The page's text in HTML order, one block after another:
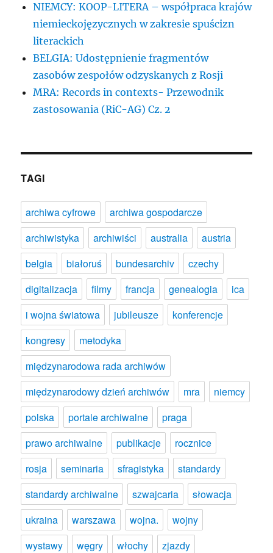
NIEMCY: KOOP-LITERA – współpraca krajów
niemieckojęzycznych w zakresie spuścizn
literackich
BELGIA: Udostępnienie fragmentów
zasobów zespołów odzyskanych z Rosji
MRA: Records in contexts- Przewodnik
zastosowania (RiC-AG) Cz. 2
TAGI
archiwa cyfrowe
archiwa gospodarcze
archiwistyka
archiwiści australia
austria
belgia
białoruś bundesarchiv
czechy
digitalizacja
filmy francja genealogia
ica
i wojna światowa
jubileusze
konferencje
kongresy
metodyka
międzynarodowa rada archiwów
międzynarodowy dzień archiwów
mra
niemcy
polska
portale archiwalne
praga
prawo archiwalne
publikacje
rocznice
rosja
seminaria sfragistyka
standardy
standardy archiwalne
szwajcaria
słowacja
ukraina
warszawa wojna.
wojny
wystawy
węgry włochy zjazdy